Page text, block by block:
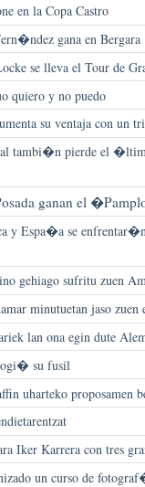
en la Copa Castro
gana en Bergara
se lleva el Tour de
quiero y no puedo
su ventaja con un
tambi�n pierde el
ganan el
y Espa�a se
gehiago sufritu zuen
minutuetan jaso zuen
lan ona egin dute
su fusil
uharteko proposamen
Iker Karrera con tres
un curso de